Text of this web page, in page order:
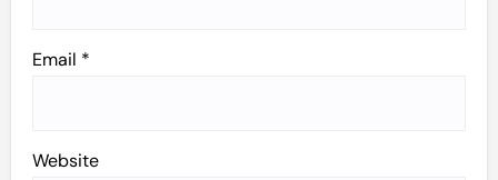
Email *
Website